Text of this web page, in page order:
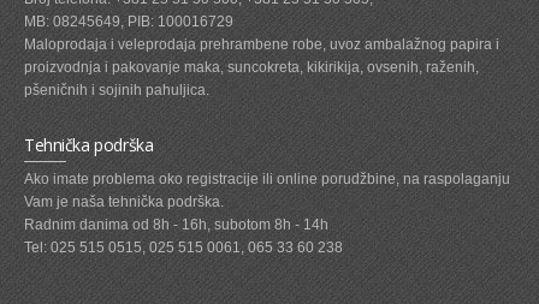
SIROVINA ZA GASTRO
GASTRO
KISELISI
KECAP, SENF, REN, PARADAJZ,SOS
KOMPOTI
SVEZE VOCE
SVEZE POVRCE
MB: 08245649, PIB: 100016729
Maloprodaja i veleprodaja prehrambene robe, uvoz ambalažnog papira i
proizvodnja i pakovanje maka, suncokreta, kikirikija, ovsenih, raženih,
pšeničnih i sojinih pahuljica.
Tehnička podrška
Ako imate problema oko registracije ili online porudžbine, na raspolaganju
Vam je naša tehnička podrška.
Radnim danima od 8h - 16h, subotom 8h - 14h
Tel: 025 515 0515, 025 515 0061, 065 33 60 238